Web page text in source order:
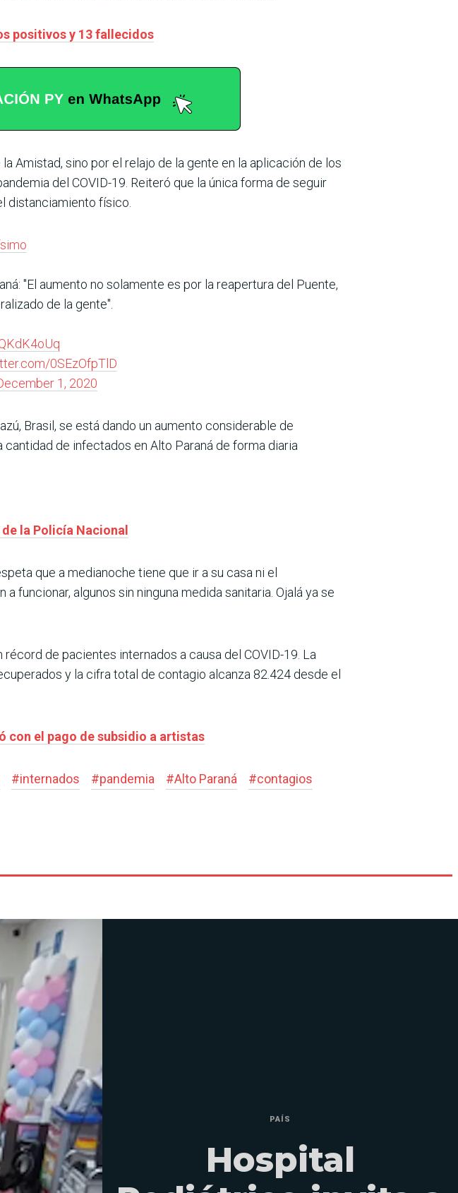
positivos y 13 fallecidos
Amistad, sino por el relajo de la gente en la aplicación de los
del COVID-19. Reiteró que la única forma de seguir
distanciamiento físico.
"El aumento no solamente es por la reapertura del Puente,
de la gente".
0SEzOfpTlD
1, 2020
Brasil, se está dando un aumento considerable de
de infectados en Alto Paraná de forma diaria
la Policía Nacional
que a medianoche tiene que ir a su casa ni el
funcionar, algunos sin ninguna medida sanitaria. Ojalá ya se
de pacientes internados a causa del COVID-19. La
y la cifra total de contagio alcanza 82.424 desde el
con el pago de subsidio a artistas
#internados #pandemia #Alto Paraná #contagios
PAÍS
Hospital